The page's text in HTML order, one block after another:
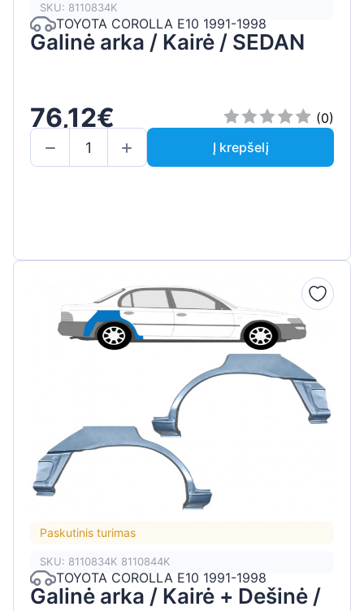
SKU: 8110834K
TOYOTA COROLLA E10 1991-1998
Galinė arka / Kairė / SEDAN
76,12€
(0)
Į krepšelį
Paskutinis turimas
SKU: 8110834K 8110844K
TOYOTA COROLLA E10 1991-1998
Galinė arka / Kairė + Dešinė /